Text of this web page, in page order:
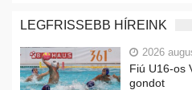
LEGFRISSEBB HÍREINK
2026
Fiú U16-os
gondot